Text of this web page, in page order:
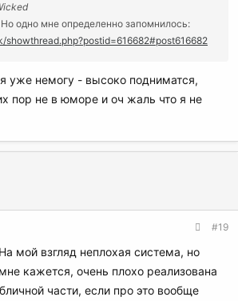
одно мне определенно запомнилось:
showthread.php?postid=616682#post616682
уже немогу - высоко подниматся,
пор не в юморе и оч жаль что я не
#19
мой взгляд неплохая система, но
кажется, очень плохо реализована
части, если про это вообще